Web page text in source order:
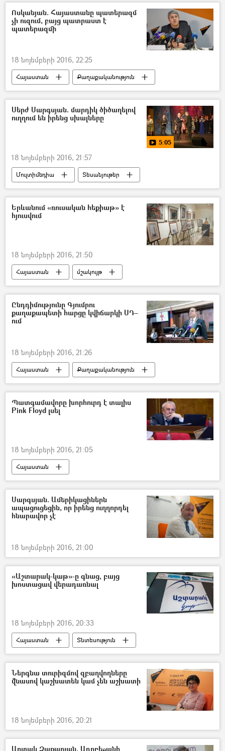
Ոսկանյան. Հայաստանը պատերազմ
չի ուզում, բայց պատրաստ է
պատերազմի
18 նոյեմբերի 2016, 22:25
Հայաստան Քաղաքականություն
Սերժ Սարգսյան. մարդիկ ծիծաղելով
ուղղում են իրենց սխալները
5:05
18 նոյեմբերի 2016, 21:57
Մուլտիմեդիա
Տեսանյութեր
ՀՀ նախագահ Սերժ Սարգսյան
Երևանում «ռուսական հեքիաթ» է
հյուսվում
18 նոյեմբերի 2016, 21:50
Հայաստան մշակույթ
Ընդդիմությունը Գյումրու
քաղաքապետի հարցը կվիճարկի ՍԴ–
ում
18 նոյեմբերի 2016, 21:26
Հայաստան Քաղաքականություն
Պատգամավորը խորհուրդ է տալիս
Pink Floyd լսել
18 նոյեմբերի 2016, 21:05
Հայաստան
Սարգսյան. Ամերիկացիներն
ապացուցեցին, որ իրենց ուղղորդել
հնարավոր չէ
18 նոյեմբերի 2016, 21:00
«Աշտարակ-կաթ»-ը գնաց, բայց
խոստացավ վերադառնալ
18 նոյեմբերի 2016, 20:33
Հայաստան Տնտեսություն
Ներգնա տուրիզմով զբաղվողները
վնասով կաշխատեն կամ չեն աշխատի
18 նոյեմբերի 2016, 20:21
Արտակ Զաքարյան. Ադրբեջանի